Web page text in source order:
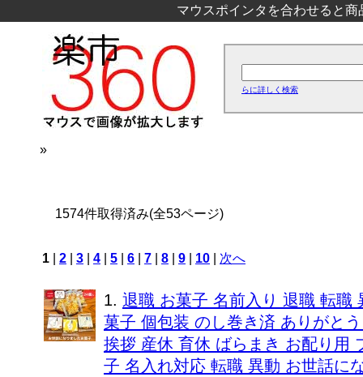
マウスポインタを合わせると
らに詳しく検索
»
1574件取得済み(全53ページ)
1 2 3 4 5 6 7 8 9 10 次へ
1. 退職 お菓子 名前入り 退職 転職
菓子 個包装 のし巻き済 ありがと
挨拶 産休 育休 ばらまき お配り用
子 名入れ対応 転職 異動 お世話に